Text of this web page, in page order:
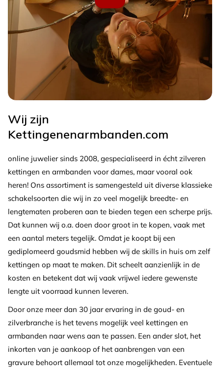
Wij zijn
Kettingenenarmbanden.com
online juwelier sinds 2008, gespecialiseerd in écht zilveren
kettingen en armbanden voor dames, maar vooral ook
heren! Ons assortiment is samengesteld uit diverse klassieke
schakelsoorten die wij in zo veel mogelijk breedte- en
lengtematen proberen aan te bieden tegen een scherpe prijs.
Dat kunnen wij o.a. doen door groot in te kopen, vaak met
een aantal meters tegelijk. Omdat je koopt bij een
gediplomeerd goudsmid hebben wij de skills in huis om zelf
kettingen op maat te maken. Dit scheelt aanzienlijk in de
kosten en betekent dat wij vaak vrijwel iedere gewenste
lengte uit voorraad kunnen leveren.
Door onze meer dan 30 jaar ervaring in de goud- en
zilverbranche is het tevens mogelijk veel kettingen en
armbanden naar wens aan te passen. Een ander slot, het
inkorten van je aankoop of het aanbrengen van een
gravure behoort allemaal tot onze mogelijkheden. Eventuele